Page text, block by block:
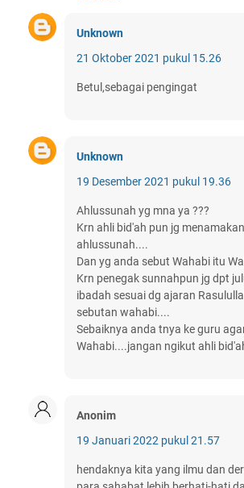
Unknown
21 Oktober 2021 pukul 15.26
Betul,sebagai pengingat
Unknown
19 Desember 2021 pukul 19.36
Ahlussunah yg mna ya ???
Krn ahli bid'ah pun jg
ahlussunah....
Dan yg anda sebut Wahabi itu
Krn penegak sunnahpun jg dpt
ibadah sesuai dg ajaran
sebutan wahabi....
Sebaiknya anda tnya ke guru
Wahabi....jangan ngikut ahli
Anonim
19 Januari 2022 pukul 21.57
hendaknya kita yang ilmu dan